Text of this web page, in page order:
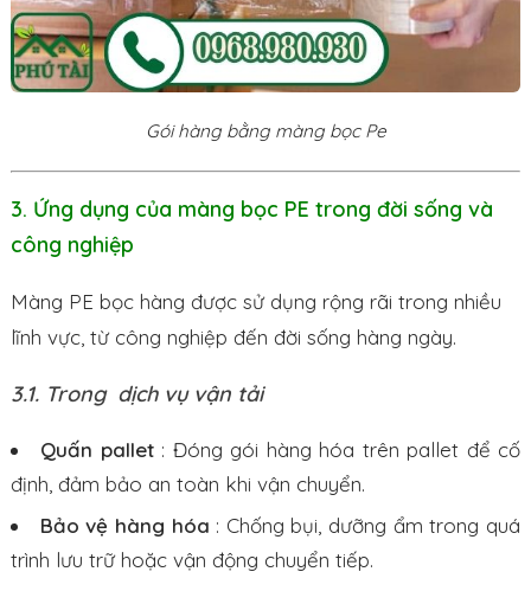
Gói hàng bằng màng bọc Pe
3. Ứng dụng của màng bọc PE trong đời sống và
công nghiệp
Màng PE bọc hàng được sử dụng rộng rãi trong nhiều
lĩnh vực, từ công nghiệp đến đời sống hàng ngày.
3.1. Trong dịch vụ vận tải
Quấn pallet: Đóng gói hàng hóa trên pallet để cố
định, đảm bảo an toàn khi vận chuyển.
Bảo vệ hàng hóa : Chống bụi, dưỡng ẩm trong quá
trình lưu trữ hoặc vận động chuyển tiếp.